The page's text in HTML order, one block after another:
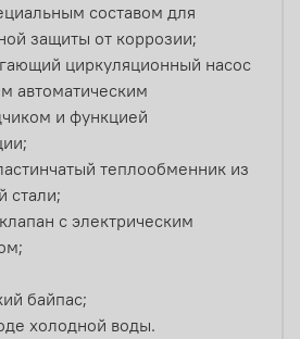
составом для
защиты от коррозии;
циркуляционный насос
автоматическим
и функцией
теплообменник из
стали;
с электрическим
байпас;
холодной воды.